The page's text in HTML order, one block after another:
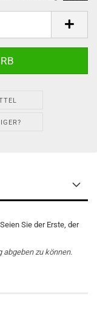
Sie der Erste, der
abgeben zu können.